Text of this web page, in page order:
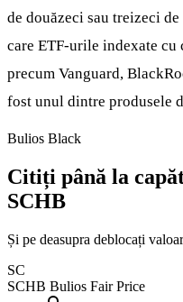
de douăzeci sau treizeci
care ETF-urile indexate
precum Vanguard,
fost unul dintre produsele
Bulios Black
Citiți până la
SCHB
Și pe deasupra deblocați
SC
SCHB Bulios Fair Price